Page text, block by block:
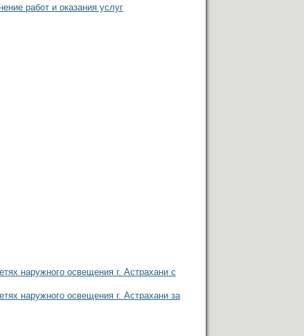
работ и оказания услуг
наружного освещения г. Астрахани с
наружного освещения г. Астрахани за